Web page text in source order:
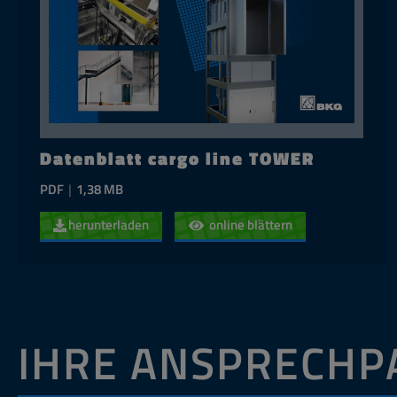
Datenblatt cargo line TOWER
PDF | 1,38 MB
herunterladen
online blättern
IHRE